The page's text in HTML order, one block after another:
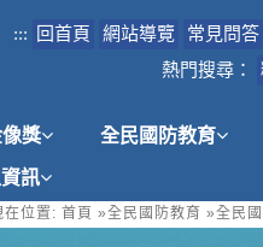
::: 回首頁 網站導覽 常見問答
熱門搜尋：
獎 全民國防教育
訊
位置: 首頁 »全民國防教育 »全民